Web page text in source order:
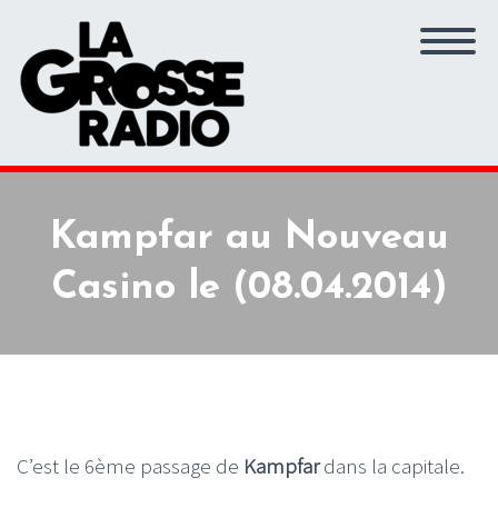
Kampfar au Nouveau
Casino le (08.04.2014)
C’est le 6ème passage de Kampfardans la capitale.